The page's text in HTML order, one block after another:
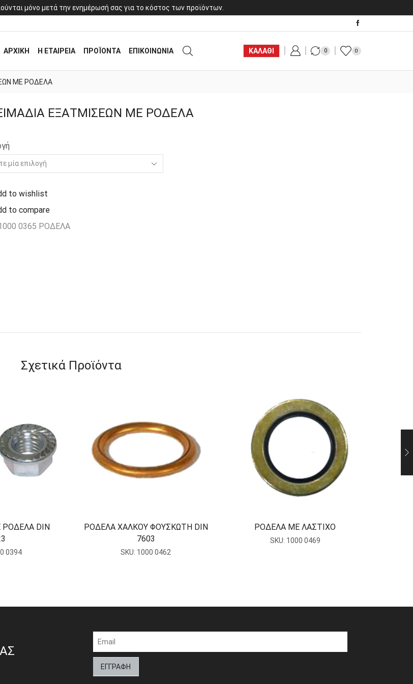
μόνο μετά την ενημέρωσή σας για το κόστος των προϊόντων.
ΑΡΧΙΚΗ Η ΕΤΑΙΡΕΙΑ ΠΡΟΪΟΝΤΑ ΕΠΙΚΟΙΝΩΝΙΑ ΚΑΛΑΘΙ 0 0
ΜΕ ΡΟΔΕΛΑ
ΕΞΑΤΜΙΣΕΩΝ ΜΕ ΡΟΔΕΛΑ
to wishlist
to compare
0365 ΡΟΔΕΛΑ
Σχετικά Προϊόντα
DIN
0394
ΡΟΔΕΛΑ ΧΑΛΚΟΥ ΦΟΥΣΚΩΤΗ DIN
7603
SKU: 1000 0462
ΡΟΔΕΛΑ ΜΕ ΛΑΣΤΙΧΟ
SKU: 1000 0469